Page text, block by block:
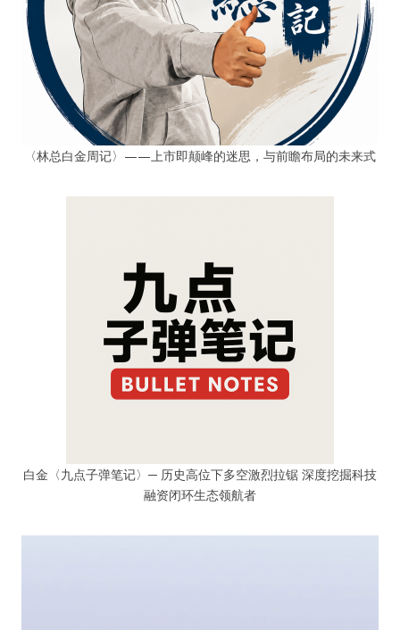
〈林总白金周记〉——上市即颠峰的迷思，与前瞻布局的未来式
白金〈九点子弹笔记〉─ 历史高位下多空激烈拉锯 深度挖掘科技
融资闭环生态领航者